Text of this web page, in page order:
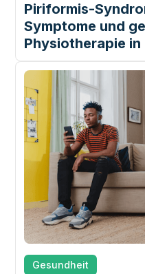
Piriformis-
Symptome und
Physiotherapie in
Gesundheit